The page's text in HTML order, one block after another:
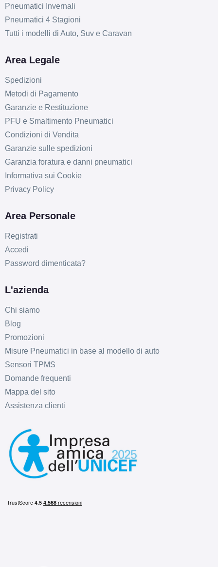
Pneumatici Invernali
Pneumatici 4 Stagioni
Tutti i modelli di Auto, Suv e Caravan
Area Legale
Spedizioni
Metodi di Pagamento
Garanzie e Restituzione
PFU e Smaltimento Pneumatici
Condizioni di Vendita
Garanzie sulle spedizioni
Garanzia foratura e danni pneumatici
Informativa sui Cookie
Privacy Policy
Area Personale
Registrati
Accedi
Password dimenticata?
L'azienda
Chi siamo
Blog
Promozioni
Misure Pneumatici in base al modello di auto
Sensori TPMS
Domande frequenti
Mappa del sito
Assistenza clienti